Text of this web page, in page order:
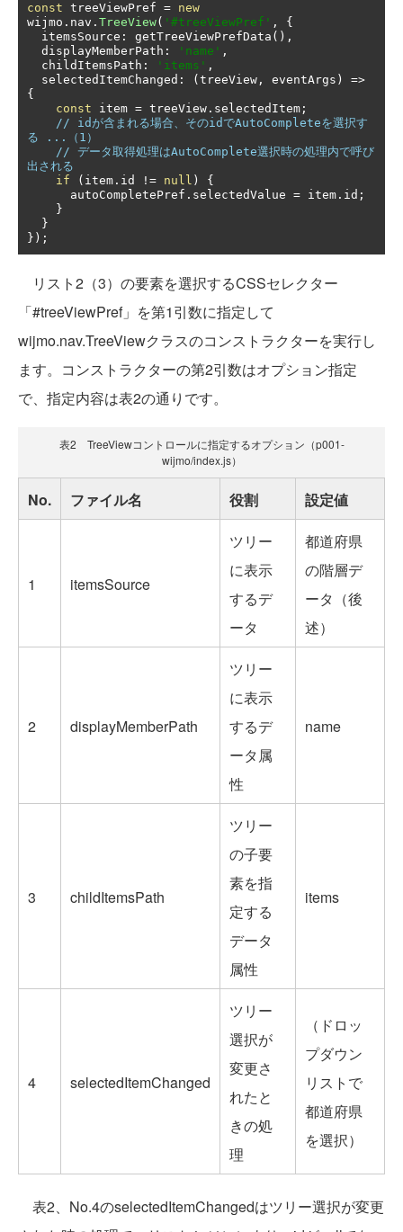
const treeViewPref = new
wijmo . nav . TreeView( '#treeViewPref' ,
{
  itemsSource
: getTreeViewPrefData (),
  displayMemberPath
: 'name' ,
  childItemsPath
: 'items' ,
  selectedItemChanged
: ( treeView , eventArgs )
=>
{
const item = treeView . selectedItem ;
// idが含まれる場合、そのidでAutoCompleteを選択す
る ...（1）
// データ取得処理はAutoComplete選択時の処理内で呼び
出される
if
( item . id != null )
{
      autoCompletePref
. selectedValue = item . id ;
}
}
});
リスト2（3）の要素を選択するCSSセレクター
「#treeViewPref」を第1引数に指定して
wijmo.nav.TreeViewクラスのコンストラクターを実行し
ます。コンストラクターの第2引数はオプション指定
で、指定内容は表2の通りです。
表2 TreeViewコントロールに指定するオプション（p001-
wijmo/index.js）
No. ファイル名 役割 設定値
1 itemsSource
ツリー
に表示
するデ
ータ
都道府県
の階層デ
ータ（後
述）
2 displayMemberPath
ツリー
に表示
するデ
ータ属
性
name
3 childItemsPath
ツリー
の子要
素を指
定する
データ
属性
items
4 selectedItemChanged
ツリー
選択が
変更さ
れたと
きの処
理
（ドロッ
プダウン
リストで
都道府県
を選択）
表2、No.4のselectedItemChangedはツリー選択が変更